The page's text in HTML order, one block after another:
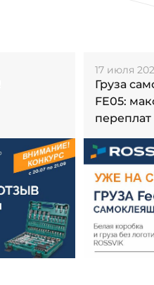
17 июля
Груза
FE05:
переплат